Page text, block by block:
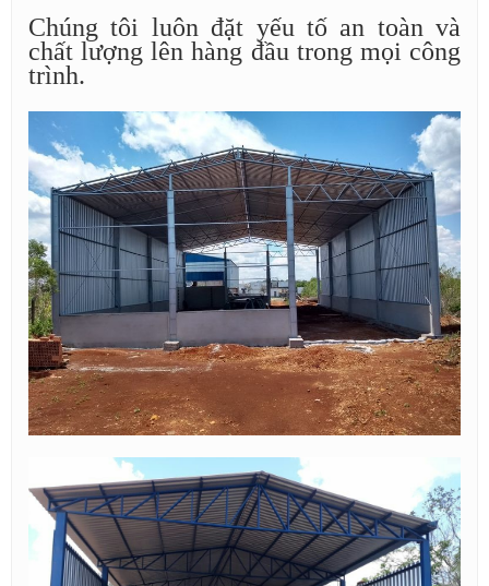
Chúng tôi luôn đặt yếu tố an toàn và
chất lượng lên hàng đầu trong mọi công
trình.